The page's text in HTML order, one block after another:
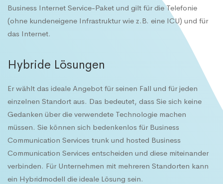
Business Internet Service-Paket und gilt für die Telefonie
(ohne kundeneigene Infrastruktur wie z.B. eine ICU) und für
das Internet.
Hybride Lösungen
Er wählt das ideale Angebot für seinen Fall und für jeden
einzelnen Standort aus. Das bedeutet, dass Sie sich keine
Gedanken über die verwendete Technologie machen
müssen. Sie können sich bedenkenlos für Business
Communication Services trunk und hosted Business
Communication Services entscheiden und diese miteinander
verbinden. Für Unternehmen mit mehreren Standorten kann
ein Hybridmodell die ideale Lösung sein.